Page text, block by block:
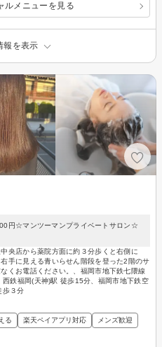
ルメニューを見る
報を表示
円☆マンツーマンプライベートサロン☆
央店から薬院方面に約３分歩くと右側に
手に見える青いらせん階段を登った2階のサ
くお電話ください。、福岡市地下鉄七隈線
鉄福岡(天神)駅 徒歩15分、福岡市地下鉄空
３分
る 楽天ペイアプリ対応 メンズ歓迎